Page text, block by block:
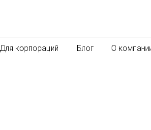
О
Для корпораций Блог